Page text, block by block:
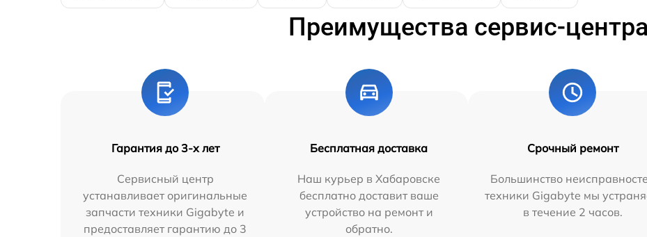
Преимущества сервис-центра
Гарантия до 3-х лет
Сервисный центр
устанавливает оригинальные
запчасти техники Gigabyte и
предоставляет гарантию до 3
Бесплатная доставка
Наш курьер в Хабаровске
бесплатно доставит ваше
устройство на ремонт и
обратно.
Срочный ремонт
Большинство
техники Gigabyte мы
в течение 2 часов.